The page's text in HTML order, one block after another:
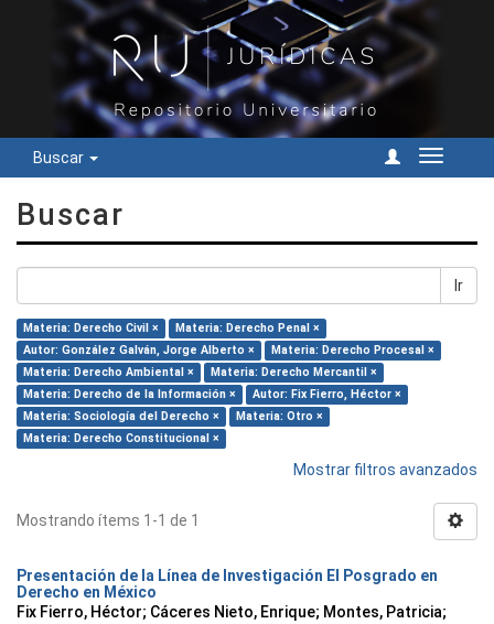
Buscar
Cambiar
Buscar
Ir
Materia: Derecho Civil ×
Materia: Derecho Penal ×
Autor: González Galván, Jorge Alberto ×
Materia: Derecho Procesal ×
Materia: Derecho Ambiental ×
Materia: Derecho Mercantil ×
Materia: Derecho de la Información ×
Autor: Fix Fierro, Héctor ×
Materia: Sociología del Derecho ×
Materia: Otro ×
Materia: Derecho Constitucional ×
Mostrar filtros avanzados
Mostrando ítems 1-1 de 1
Presentación de la Línea de Investigación El Posgrado en
Derecho en México
Fix Fierro, Héctor; Cáceres Nieto, Enrique; Montes, Patricia;